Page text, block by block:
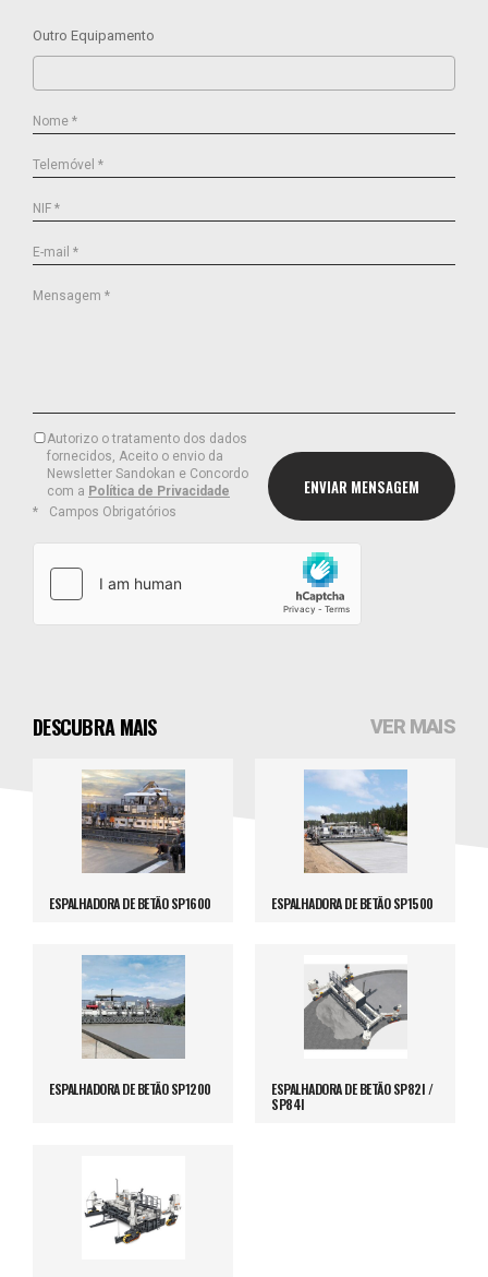
Outro Equipamento
Nome *
Telemóvel *
NIF *
E-mail *
Mensagem *
Autorizo o tratamento dos dados
fornecidos, Aceito o envio da
Newsletter Sandokan e Concordo
com a Política de Privacidade
Campos Obrigatórios
DESCUBRA MAIS VER MAIS
ESPALHADORA DE BETÃO SP1600 ESPALHADORA DE BETÃO SP1500
ESPALHADORA DE BETÃO SP1200
ESPALHADORA DE BETÃO SP82I /
SP84I